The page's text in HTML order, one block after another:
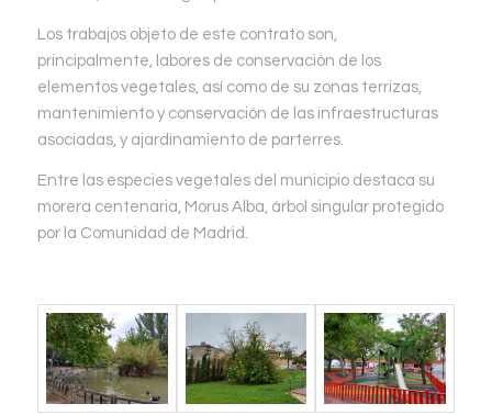
Los trabajos objeto de este contrato son,
principalmente, labores de conservación de los
elementos vegetales, así como de su zonas terrizas,
mantenimiento y conservación de las infraestructuras
asociadas, y ajardinamiento de parterres.
Entre las especies vegetales del municipio destaca su
morera centenaria, Morus Alba, árbol singular protegido
por la Comunidad de Madrid.